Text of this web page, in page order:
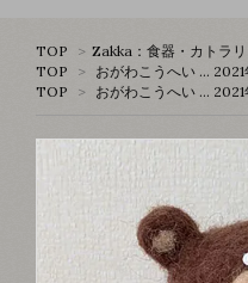
TOP > Zakka：食器・カトラ
TOP
> おがわこうへい …
TOP
> おがわこうへい …